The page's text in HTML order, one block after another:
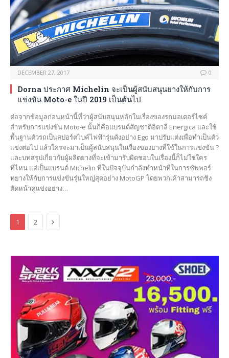
DECEMBER 27, 2017 0
Dorna ประกาศ Michelin จะเป็นผู้สนับสนุนยางให้กับการ
แข่งขัน Moto-e ในปี 2019 เป็นต้นไป
ต่อจากข้อมูลก่อนหน้านี้ที่ว่าผู้สนับสนุนหลักในเรื่องของรถมอเตอร์ไซค์
สำหรับการแข่งขัน Moto-e นั้นก็คือแบรนด์สัญชาติอิตาลี Energica และใช้
พื้นฐานตัวรถเป็นสปอร์ตไบค์ไฟฟ้ารุ่นดังอย่าง Ego มาปรับแต่งเพื่อทำเป็นตัว
แข่งต่อไป แล้วใครจะมาเป็นผู้สนับสนุนในเรื่องของยางที่ใช้ในการแข่งขัน ?
และบทสรุปเกี่ยวกับผู้ผลิตยางที่จะเข้ามารับผิดชอบในเรื่องนี้ก็ไม่ใช่ใคร
ที่ไหน แต่เป็นแบรนด์ Michelin ที่ในปัจจุบันกำลังทำหน้าที่ในการซัพพอร์
ทยางให้กับการแข่งขันรุ่นใหญ่สุดอย่าง MotoGP โดยพวกเค้าสามารถชิง
ตัดหน้าคู่แข่งอย่าง…
1 2 Next